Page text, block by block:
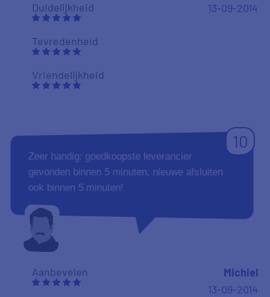
Duidelijkheid
Tevredenheid
Vriendelijkheid
13-09-2014
10
Zeer handig: goedkoopste leverancier
gevonden binnen 5 minuten, nieuwe afsluiten
ook binnen 5 minuten!
Aanbevelen
Michiel
13-09-2014